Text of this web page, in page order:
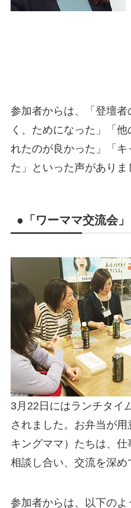
参加者からは、「登壇者
く、ためになった」「
れたのが良かった」「
た」といった声がありま
●「ワーママ交流会」
3月22日にはランチタイ
されました。お弁当が
キングママ）たちは、仕
相談し合い、交流を深め
参加者からは、以下のよ